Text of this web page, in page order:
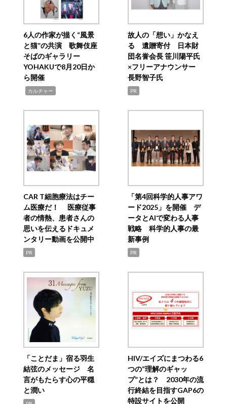
6人の作家が描く“風景
と猫”の共演 歌舞伎座
そばのギャラリー
YOHAKUで8月20日か
ら開催
カルチャー
故人の「想い」かなえ
る 遺贈寄付 日本財
団名誉会長 笹川陽平氏
×フリーアナウンサー
長野智子氏
PR
CAR T細胞療法はチー
ム医療だ！ 医療従事
者の情熱、患者さんの
思いを伝えるドキュメ
ンタリー動画を公開中
PR
「第4回科学的人事アワ
ード2025」を開催 デ
ータとAIで変わる人事
戦略 科学的人事の最
新事例
PR
「ことだま」宿る羽生
結弦のメッセージ 名
言がもたらす心の平穏
と潤い
HIV/エイズにまつわる6
つの“理解のギャッ
プ”とは？ 2030年の流
行終結を目指すGAP6の
特設サイトを公開